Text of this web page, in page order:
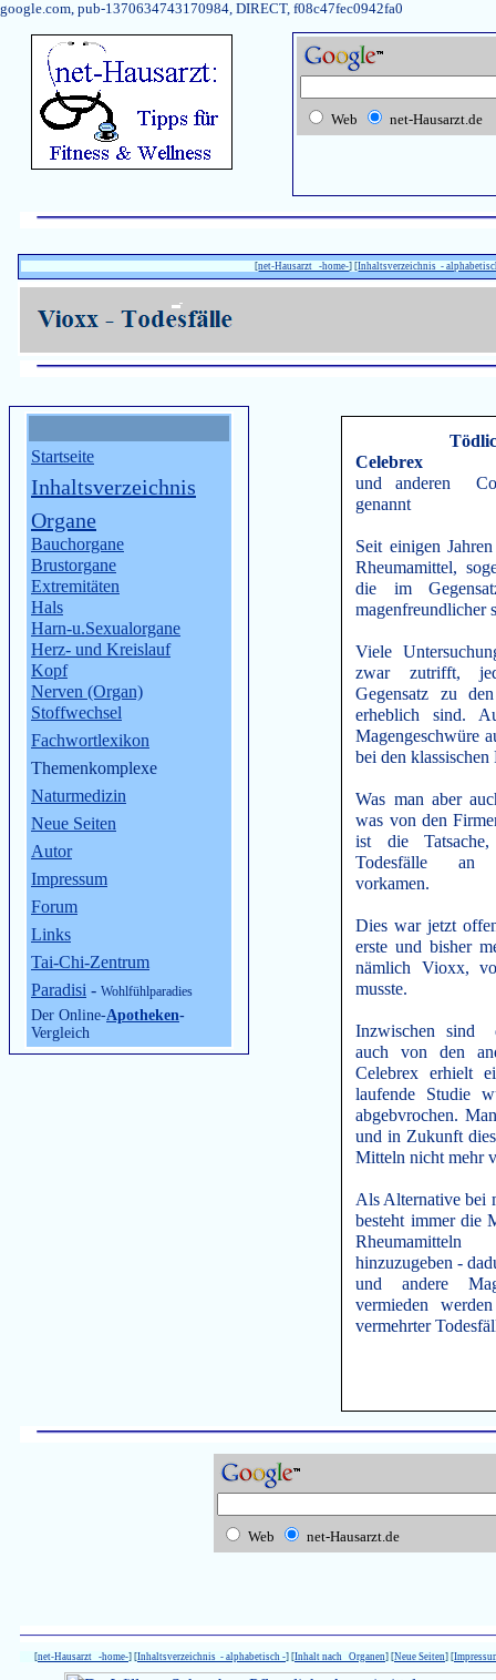
google.com, pub-1370634743170984, DIRECT, f08c47fec0942fa0
Web net-Hausarzt.de
[net-Hausarzt -home-] [Inhaltsverzeichnis -
Startseite
Inhaltsverzeichnis
Organe
Bauchorgane
Brustorgane
Extremitäten
Hals
Harn-u.Sexualorgane
Herz- und Kreislauf
Kopf
Nerven (Organ)
Stoffwechsel
Fachwortlexikon
Themenkomplexe
Naturmedizin
Neue Seiten
Autor
Impressum
Forum
Links
Tai-Chi-Zentrum
Paradisi - Wohlfühlparadies
Der Online-Apotheken-
Vergleich
Celebrex
und anderen
genannt
Seit einigen
Rheumamittel,
die im
magenfreundlicher
Viele
zwar zutrifft,
Gegensatz zu
erheblich sind.
Magengeschwüre
bei den
Was man aber
was von den
ist die
Todesfälle an
vorkamen.
Dies war jetzt
erste und bisher
nämlich Vioxx,
musste.
Inzwischen sind
auch von den
Celebrex erhielt
laufende Studie
abgebvrochen.
und in Zukunft
Mitteln nicht mehr
Als Alternative bei
besteht immer die
hinzuzugeben -
und andere
vermieden
vermehrter
Web net-Hausarzt.de
[net-Hausarzt -home-] [Inhaltsverzeichnis - alphabetisch -] [Inhalt nach Organen] [Neue Seiten] [